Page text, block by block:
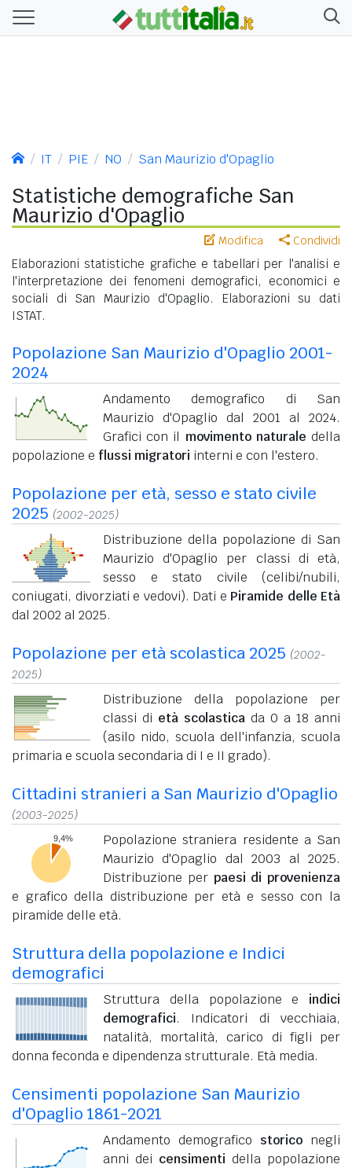
IT PIE NO San Maurizio d'Opaglio
Statistiche demografiche San
Maurizio d'Opaglio
Modifica Condividi
Elaborazioni statistiche grafiche e tabellari per l'analisi e
l'interpretazione dei fenomeni demografici, economici e
sociali di San Maurizio d'Opaglio. Elaborazioni su dati
ISTAT.
Popolazione San Maurizio d'Opaglio 2001-
2024
Andamento demografico di San
Maurizio d'Opaglio dal 2001 al 2024.
Grafici con il movimento naturale della
popolazione e flussi migratori interni e con l'estero.
Popolazione per età, sesso e stato civile
2025 (2002-2025)
Distribuzione della popolazione di San
Maurizio d'Opaglio per classi di età,
sesso e stato civile (celibi/nubili,
coniugati, divorziati e vedovi). Dati e Piramide delle Età
dal 2002 al 2025.
Popolazione per età scolastica 2025 (2002-
2025)
Distribuzione della popolazione per
classi di età scolastica da 0 a 18 anni
(asilo nido, scuola dell'infanzia, scuola
primaria e scuola secondaria di I e II grado).
Cittadini stranieri a San Maurizio d'Opaglio
(2003-2025)
Popolazione straniera residente a San
Maurizio d'Opaglio dal 2003 al 2025.
Distribuzione per paesi di provenienza
e grafico della distribuzione per età e sesso con la
piramide delle età.
Struttura della popolazione e Indici
demografici
Struttura della popolazione e indici
demografici. Indicatori di vecchiaia,
natalità, mortalità, carico di figli per
donna feconda e dipendenza strutturale. Età media.
Censimenti popolazione San Maurizio
d'Opaglio 1861-2021
Andamento demografico storico negli
anni dei censimenti della popolazione